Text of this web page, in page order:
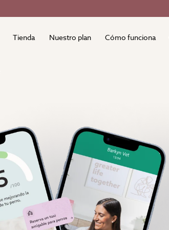
Tienda Nuestro plan Cómo funciona